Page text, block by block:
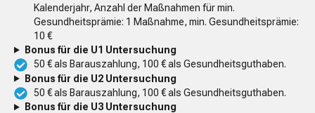
Kalenderjahr, Anzahl der Maßnahmen für min.
Gesundheitsprämie: 1 Maßnahme, min. Gesundheitsprämie:
10 €
Bonus für die U1 Untersuchung
50 € als Barauszahlung, 100 € als Gesundheitsguthaben.
Bonus für die U2 Untersuchung
50 € als Barauszahlung, 100 € als Gesundheitsguthaben.
Bonus für die U3 Untersuchung